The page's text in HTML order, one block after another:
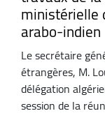
ministérielle
arabo-indien
Le secrétaire
étrangères, M.
délégation
session de la